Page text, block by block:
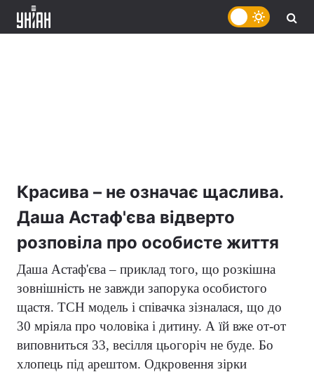
Красива – не означає щаслива.
Даша Астаф'єва відверто
розповіла про особисте життя
Даша Астаф'єва – приклад того, що розкішна
зовнішність не завжди запорука особистого
щастя. ТСН модель і співачка зізналася, що до
30 мріяла про чоловіка і дитину. А їй вже от-от
виповниться 33, весілля цьогоріч не буде. Бо
хлопець під арештом. Одкровення зірки